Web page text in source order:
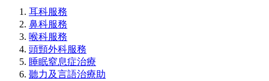
耳科服務
鼻科服務
喉科服務
頭頸外科服務
睡眠窒息症治療
聽力及言語治療助